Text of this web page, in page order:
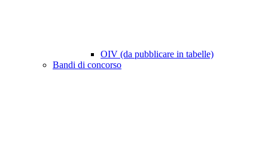
OIV (da pubblicare in tabelle)
Bandi di concorso